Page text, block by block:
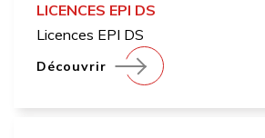
LICENCES EPI DS
Licences EPI DS
Découvrir